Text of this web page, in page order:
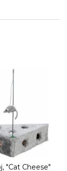
"Cat Cheese"